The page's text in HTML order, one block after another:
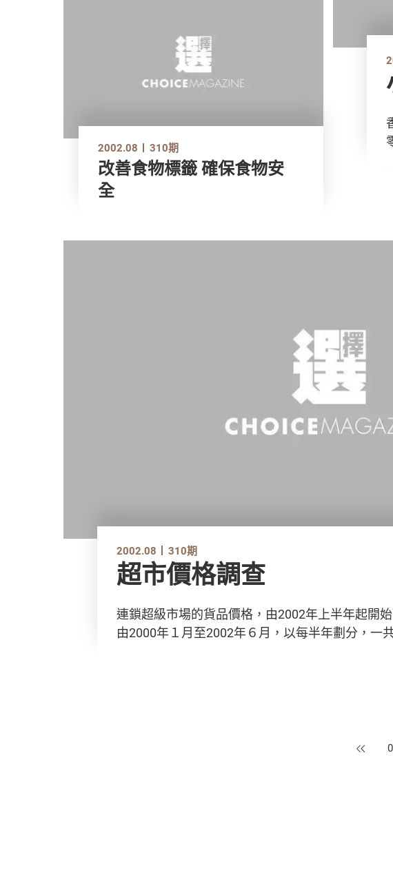
2002.08 310期
改善食物標籤 確保食物安
全
2002.08 310期
超市價格調查
連鎖超級市場的貨品價格，由2002年上半年起開
由2000年１月至2002年６月，以每半年劃分，一
上一